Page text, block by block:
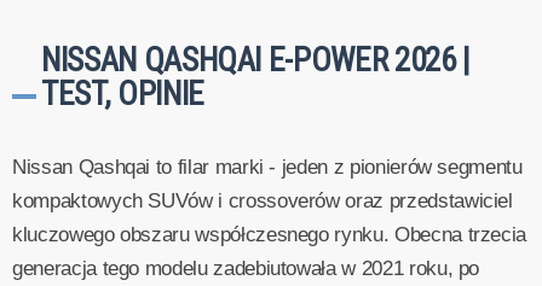
NISSAN QASHQAI E-POWER 2026 |
TEST, OPINIE
Nissan Qashqai to filar marki - jeden z pionierów segmentu
kompaktowych SUVów i crossoverów oraz przedstawiciel
kluczowego obszaru współczesnego rynku. Obecna trzecia
generacja tego modelu zadebiutowała w 2021 roku, po